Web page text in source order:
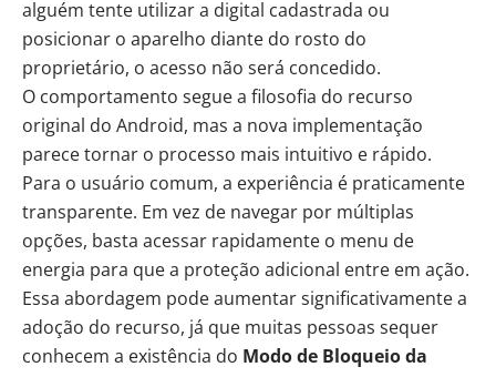
alguém tente utilizar a digital cadastrada ou
posicionar o aparelho diante do rosto do
proprietário, o acesso não será concedido.
O comportamento segue a filosofia do recurso
original do Android, mas a nova implementação
parece tornar o processo mais intuitivo e rápido.
Para o usuário comum, a experiência é praticamente
transparente. Em vez de navegar por múltiplas
opções, basta acessar rapidamente o menu de
energia para que a proteção adicional entre em ação.
Essa abordagem pode aumentar significativamente a
adoção do recurso, já que muitas pessoas sequer
conhecem a existência do Modo de Bloqueio da